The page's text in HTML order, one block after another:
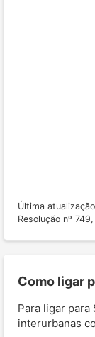
Última
Resolução nº
Como ligar
Para ligar
interurbanas